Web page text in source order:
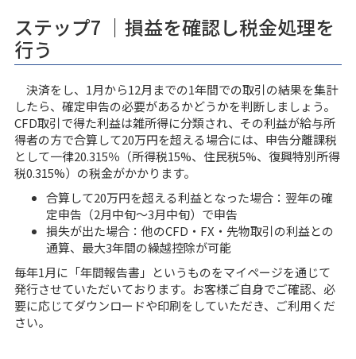
ステップ7 ｜損益を確認し税金処理を
行う
決済をし、1月から12月までの1年間での取引の結果を集計
したら、確定申告の必要があるかどうかを判断しましょう。
CFD取引で得た利益は雑所得に分類され、その利益が給与所
得者の方で合算して20万円を超える場合には、申告分離課税
として一律20.315％（所得税15%、住民税5%、復興特別所得
税0.315%）の税金がかかります。
合算して20万円を超える利益となった場合：翌年の確
定申告（2月中旬〜3月中旬）で申告
損失が出た場合：他のCFD・FX・先物取引の利益との
通算、最大3年間の繰越控除が可能
毎年1月に「年間報告書」というものをマイページを通じて
発行させていただいております。お客様ご自身でご確認、必
要に応じてダウンロードや印刷をしていただき、ご利用くだ
さい。